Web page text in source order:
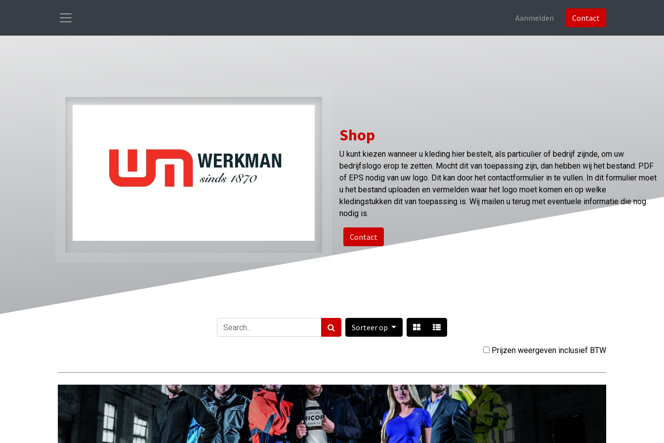
Aanmelden Contact
Shop
U kunt kiezen wanneer u kleding hier bestelt, als particulier of bedrijf zijnde, om uw
bedrijfslogo erop te zetten. Mocht dit van toepassing zijn, dan hebben wij het bestand: PDF
of EPS nodig van uw logo. Dit kan door het contactformulier in te vullen. In dit formulier moet
u het bestand uploaden en vermelden waar het logo moet komen en op welke
kledingstukken dit van toepassing is. Wij mailen u terug met eventuele informatie die nog
nodig is.
Contact
Sorteer op
Prijzen weergeven inclusief BTW